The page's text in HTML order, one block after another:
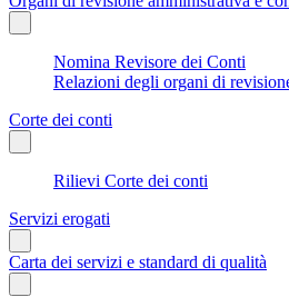
Nomina Revisore dei Conti
Relazioni degli organi di
Corte dei conti
Rilievi Corte dei conti
Servizi erogati
Carta dei servizi e standard di qualità